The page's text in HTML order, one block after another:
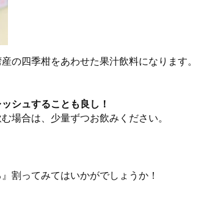
の四季柑をあわせた果汁飲料になります。
シュすることも良し！
場合は、少量ずつお飲みください。
割ってみてはいかがでしょうか！